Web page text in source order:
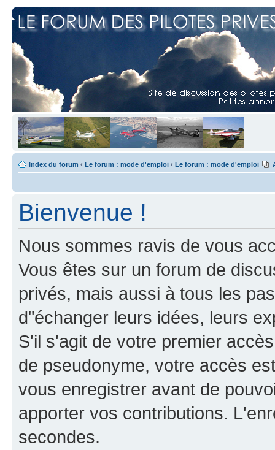
Index du forum ‹ Le forum : mode d'emploi ‹ Le forum : mode d'emploi
Bienvenue !
Nous sommes ravis de vous
Vous êtes sur un forum de
privés, mais aussi à tous les
d"échanger leurs idées, leurs
S'il s'agit de votre premier
de pseudonyme, votre accès
vous enregistrer avant de
apporter vos contributions.
secondes.